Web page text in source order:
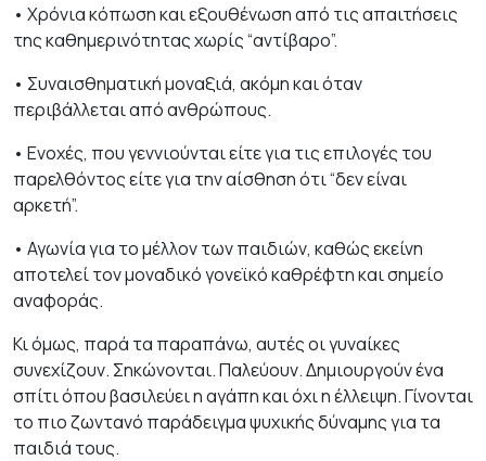
• Χρόνια κόπωση και εξουθένωση από τις απαιτήσεις
της καθημερινότητας χωρίς “αντίβαρο”.
• Συναισθηματική μοναξιά, ακόμη και όταν
περιβάλλεται από ανθρώπους.
• Ενοχές, που γεννιούνται είτε για τις επιλογές του
παρελθόντος είτε για την αίσθηση ότι “δεν είναι
αρκετή”.
• Αγωνία για το μέλλον των παιδιών, καθώς εκείνη
αποτελεί τον μοναδικό γονεϊκό καθρέφτη και σημείο
αναφοράς.
Κι όμως, παρά τα παραπάνω, αυτές οι γυναίκες
συνεχίζουν. Σηκώνονται. Παλεύουν. Δημιουργούν ένα
σπίτι όπου βασιλεύει η αγάπη και όχι η έλλειψη. Γίνονται
το πιο ζωντανό παράδειγμα ψυχικής δύναμης για τα
παιδιά τους.